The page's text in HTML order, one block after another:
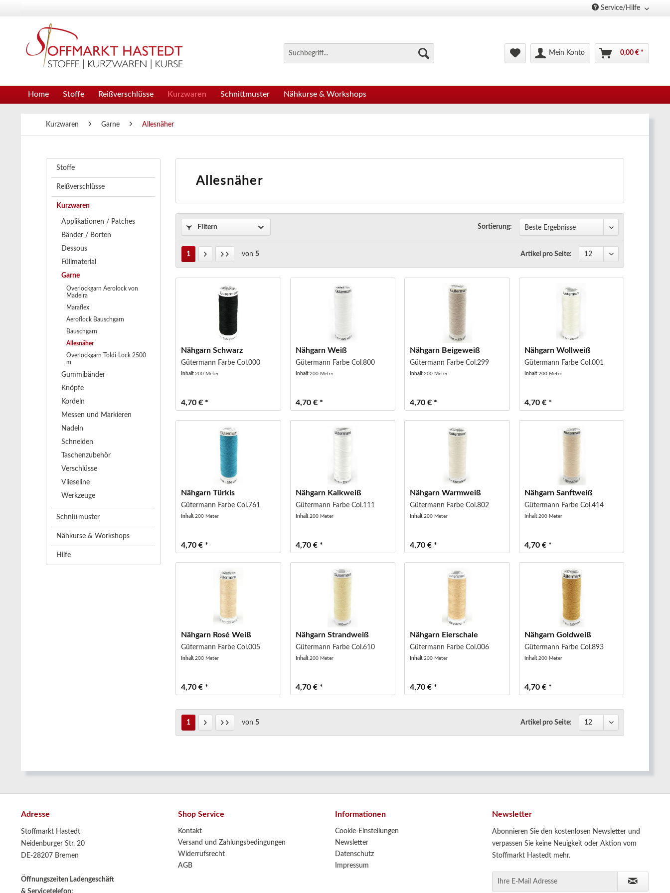
Service/Hilfe
Mein Konto 0,00 € *
Home Stoffe Reißverschlüsse Kurzwaren Schnittmuster Nähkurse & Workshops
Kurzwaren Garne Allesnäher
Stoffe
Reißverschlüsse
Kurzwaren
Applikationen / Patches
Bänder / Borten
Dessous
Füllmaterial
Garne
Overlockgarn Aerolock von
Madeira
Maraflex
Aeroflock Bauschgarn
Bauschgarn
Allesnäher
Overlockgarn Toldi-Lock 2500
m
Gummibänder
Knöpfe
Kordeln
Messen und Markieren
Nadeln
Schneiden
Taschenzubehör
Verschlüsse
Vlieseline
Werkzeuge
Schnittmuster
Nähkurse & Workshops
Hilfe
Allesnäher
Filtern Sortierung:
1 von 5 Artikel pro Seite:
Nähgarn Schwarz
Gütermann Farbe Col.000
Inhalt200 Meter
4,70 € *
Nähgarn Weiß
Gütermann Farbe Col.800
Inhalt 200 Meter
4,70 € *
Nähgarn Beigeweiß
Gütermann Farbe Col.299
Inhalt200 Meter
4,70 € *
Nähgarn Wollweiß
Gütermann Farbe Col.001
Inhalt 200 Meter
4,70 € *
Nähgarn Türkis
Gütermann Farbe Col.761
Inhalt200 Meter
4,70 € *
Nähgarn Kalkweiß
Gütermann Farbe Col.111
Inhalt 200 Meter
4,70 € *
Nähgarn Warmweiß
Gütermann Farbe Col.802
Inhalt200 Meter
4,70 € *
Nähgarn Sanftweiß
Gütermann Farbe Col.414
Inhalt 200 Meter
4,70 € *
Nähgarn Rosé Weiß
Gütermann Farbe Col.005
Inhalt200 Meter
4,70 € *
Nähgarn Strandweiß
Gütermann Farbe Col.610
Inhalt 200 Meter
4,70 € *
Nähgarn Eierschale
Gütermann Farbe Col.006
Inhalt200 Meter
4,70 € *
Nähgarn Goldweiß
Gütermann Farbe Col.893
Inhalt 200 Meter
4,70 € *
1 von 5 Artikel pro Seite:
Adresse
Stoffmarkt Hastedt
Neidenburger Str. 20
DE-28207 Bremen
Öffnungszeiten Ladengeschäft
& Servicetelefon:
Shop Service
Kontakt
Versand und Zahlungsbedingungen
Widerrufsrecht
AGB
Informationen
Cookie-Einstellungen
Newsletter
Datenschutz
Impressum
Newsletter
Abonnieren Sie den kostenlosen Newsletter und
verpassen Sie keine Neuigkeit oder Aktion vom
Stoffmarkt Hastedt mehr.